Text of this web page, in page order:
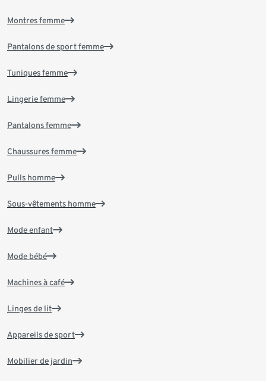
Montres femme
Pantalons de sport femme
Tuniques femme
Lingerie femme
Pantalons femme
Chaussures femme
Pulls homme
Sous-vêtements homme
Mode enfant
Mode bébé
Machines à café
Linges de lit
Appareils de sport
Mobilier de jardin